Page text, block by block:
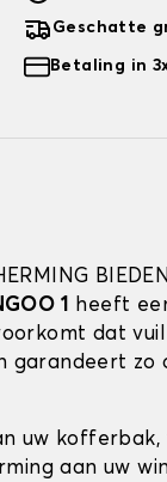
Geschatte
Betaling in
1 heeft
dat
garandeert zo
uw
aan uw